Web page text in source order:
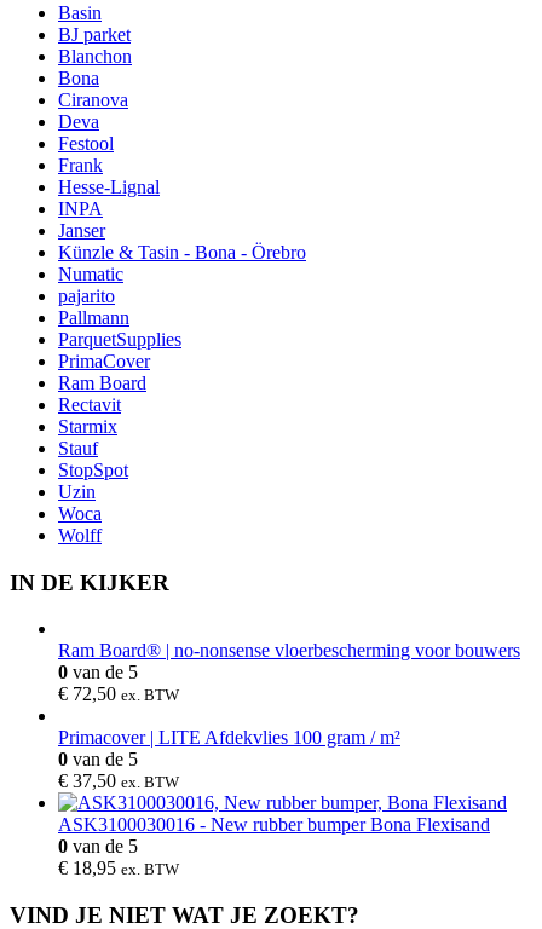
Basin
BJ parket
Blanchon
Bona
Ciranova
Deva
Festool
Frank
Hesse-Lignal
INPA
Janser
Künzle & Tasin - Bona - Örebro
Numatic
pajarito
Pallmann
ParquetSupplies
PrimaCover
Ram Board
Rectavit
Starmix
Stauf
StopSpot
Uzin
Woca
Wolff
IN DE KIJKER
Ram Board® | no-nonsense vloerbescherming voor bouwers
0 van de 5
€ 72,50 ex. BTW
Primacover | LITE Afdekvlies 100 gram / m²
0 van de 5
€ 37,50 ex. BTW
ASK3100030016 - New rubber bumper Bona Flexisand
0 van de 5
€ 18,95 ex. BTW
VIND JE NIET WAT JE ZOEKT?